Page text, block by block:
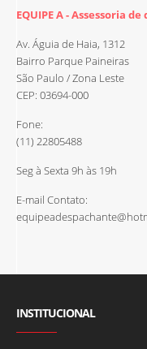
EQUIPE A - Assessoria
Av. Águia de Haia, 1312
Bairro Parque Paineiras
São Paulo / Zona Leste
CEP: 03694-000
Fone:
(11) 22805488
Seg à Sexta 9h às 19h
E-mail Contato:
INSTITUCIONAL